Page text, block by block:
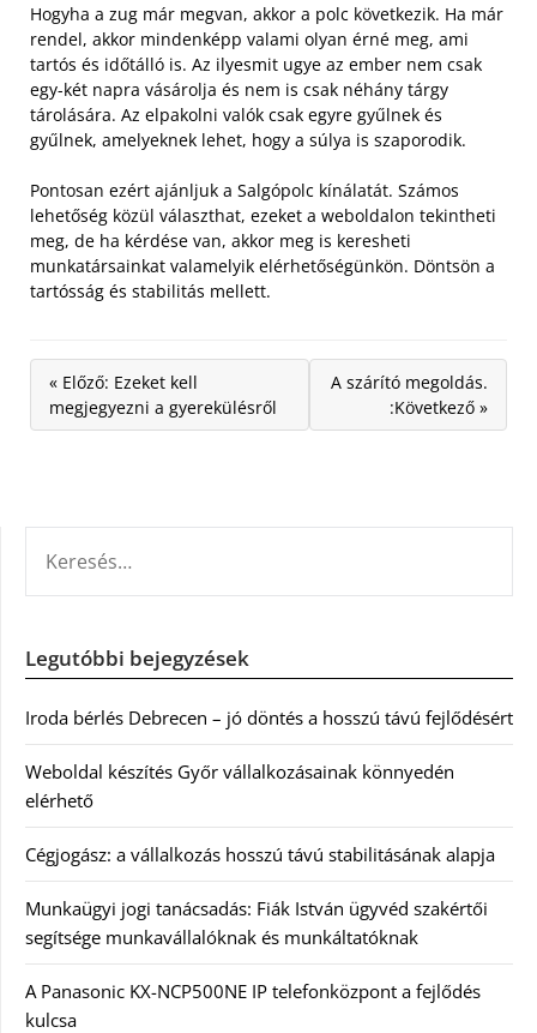
Hogyha a zug már megvan, akkor a polc következik. Ha már
rendel, akkor mindenképp valami olyan érné meg, ami
tartós és időtálló is. Az ilyesmit ugye az ember nem csak
egy-két napra vásárolja és nem is csak néhány tárgy
tárolására. Az elpakolni valók csak egyre gyűlnek és
gyűlnek, amelyeknek lehet, hogy a súlya is szaporodik.
Pontosan ezért ajánljuk a Salgópolc kínálatát. Számos
lehetőség közül választhat, ezeket a weboldalon tekintheti
meg, de ha kérdése van, akkor meg is keresheti
munkatársainkat valamelyik elérhetőségünkön. Döntsön a
tartósság és stabilitás mellett.
« Előző: Ezeket kell
megjegyezni a gyerekülésről
A szárító megoldás.
:Következő »
Legutóbbi bejegyzések
Iroda bérlés Debrecen – jó döntés a hosszú távú fejlődésért
Weboldal készítés Győr vállalkozásainak könnyedén
elérhető
Cégjogász: a vállalkozás hosszú távú stabilitásának alapja
Munkaügyi jogi tanácsadás: Fiák István ügyvéd szakértői
segítsége munkavállalóknak és munkáltatóknak
A Panasonic KX-NCP500NE IP telefonközpont a fejlődés
kulcsa